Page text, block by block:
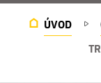
ÚVOD